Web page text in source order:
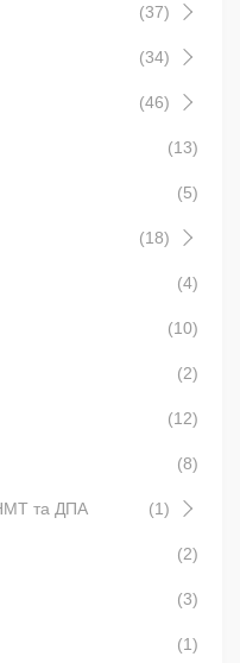
(37)
(34)
(46)
(13)
(5)
(18)
(4)
(10)
(2)
(12)
(8)
та ДПА (1)
(2)
(3)
(1)